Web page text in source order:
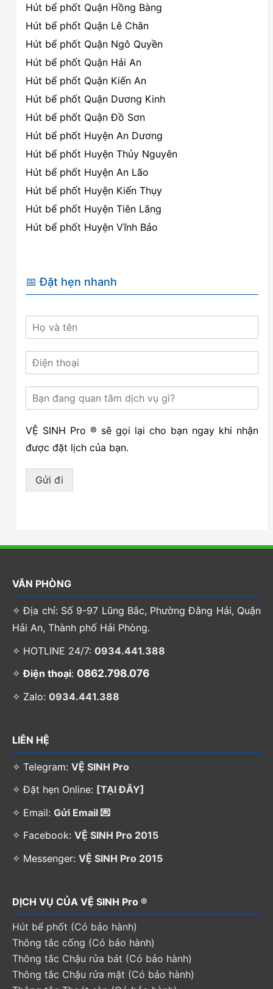
Hút bể phốt Quận Hồng Bàng
Hút bể phốt Quận Lê Chân
Hút bể phốt Quận Ngô Quyền
Hút bể phốt Quận Hải An
Hút bể phốt Quận Kiến An
Hút bể phốt Quận Dương Kinh
Hút bể phốt Quận Đồ Sơn
Hút bể phốt Huyện An Dương
Hút bể phốt Huyện Thủy Nguyên
Hút bể phốt Huyện An Lão
Hút bể phốt Huyện Kiến Thụy
Hút bể phốt Huyện Tiên Lãng
Hút bể phốt Huyện Vĩnh Bảo
📅 Đặt hẹn nhanh
VỆ SINH Pro ® sẽ gọi lại cho bạn ngay khi nhận
được đặt lịch của bạn.
Gửi đi
VĂN PHÒNG
✧ Địa chỉ: Số 9-97 Lũng Bắc, Phường Đằng Hải, Quận
Hải An, Thành phố Hải Phòng.
✧ HOTLINE 24/7: 0934.441.388
✧Điện thoại: 0862.798.076
✧ Zalo: 0934.441.388
LIÊN HỆ
✧ Telegram: VỆ SINH Pro
✧ Đặt hẹn Online: [TẠI ĐÂY]
✧ Email: Gửi Email 💌
✧ Facebook: VỆ SINH Pro 2015
✧ Messenger: VỆ SINH Pro 2015
DỊCH VỤ CỦA VỆ SINH Pro ®
Hút bể phốt (Có bảo hành)
Thông tắc cống (Có bảo hành)
Thông tắc Chậu rửa bát (Có bảo hành)
Thông tắc Chậu rửa mặt (Có bảo hành)